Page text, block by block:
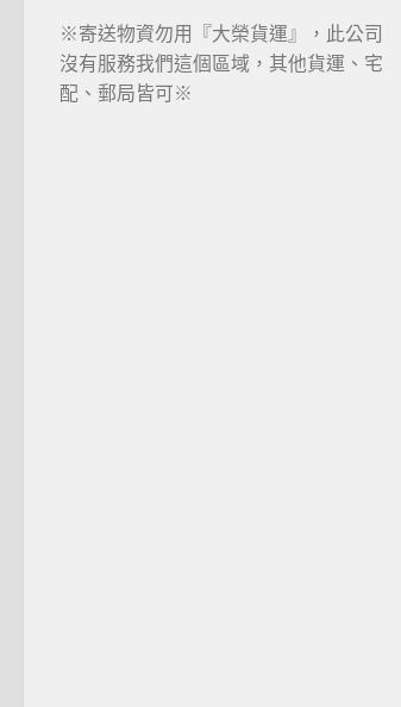
※寄送物資勿用『大榮貨運』，此公司
沒有服務我們這個區域，其他貨運、宅
配、郵局皆可※